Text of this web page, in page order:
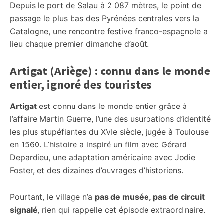
Depuis le port de Salau à 2 087 mètres, le point de
passage le plus bas des Pyrénées centrales vers la
Catalogne, une rencontre festive franco-espagnole a
lieu chaque premier dimanche d’août.
Artigat (Ariège) : connu dans le monde
entier, ignoré des touristes
Artigat est connu dans le monde entier grâce à
l’affaire Martin Guerre, l’une des usurpations d’identité
les plus stupéfiantes du XVIe siècle, jugée à Toulouse
en 1560. L’histoire a inspiré un film avec Gérard
Depardieu, une adaptation américaine avec Jodie
Foster, et des dizaines d’ouvrages d’historiens.
Pourtant, le village n’a pas de musée, pas de circuit
signalé, rien qui rappelle cet épisode extraordinaire.